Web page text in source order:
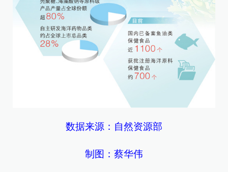
数据来源：自然资源部
制图：蔡华伟